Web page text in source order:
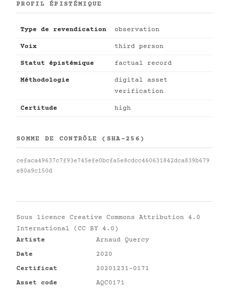
PROFIL ÉPISTÉMIQUE
Type de revendication observation
Voix third person
Statut épistémique factual record
Méthodologie
digital asset
verification
Certitude high
SOMME DE CONTRÔLE (SHA-256)
cefaca49637c7f93e745efe0bcfa5e8cdcc460631842dca839b679
e80a9c150d
Sous licence Creative Commons Attribution 4.0
International (CC BY 4.0)
Artiste
Arnaud Quercy
Date
2020
Certificat
20201231-0171
Asset code
AQC0171